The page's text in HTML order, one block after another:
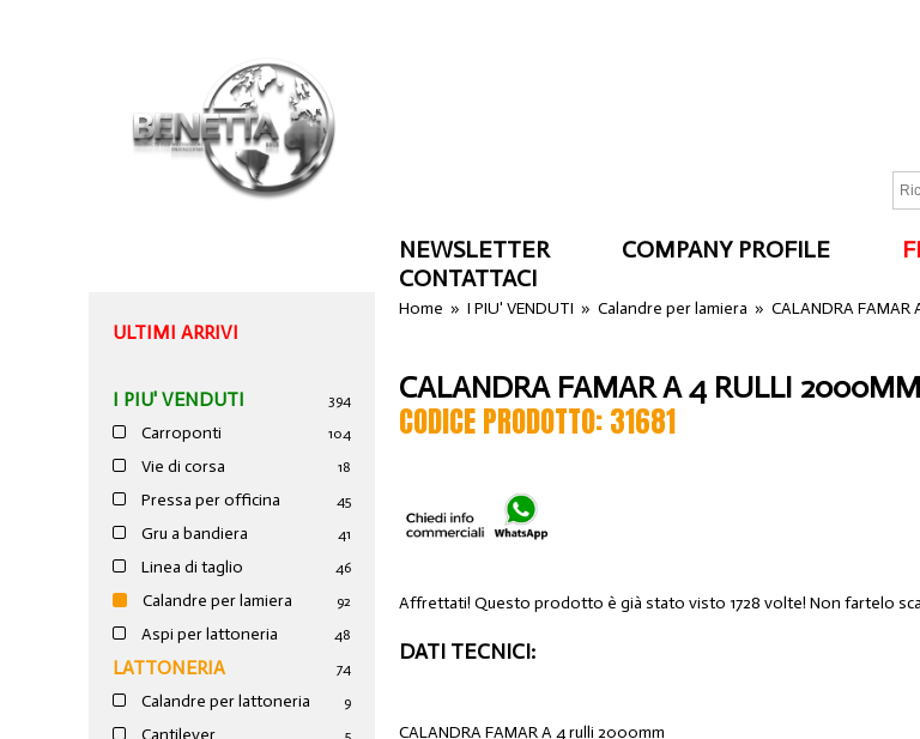
NEWSLETTER COMPANY PROFILE
CONTATTACI
ULTIMI ARRIVI
I PIU' VENDUTI 394
Carroponti 104
Vie di corsa 18
Pressa per officina 45
Gru a bandiera 41
Linea di taglio 46
Calandre per lamiera 92
Aspi per lattoneria 48
LATTONERIA 74
Calandre per lattoneria 9
Home »I PIU' VENDUTI »Calandre per lamiera »CALANDRA
CALANDRA FAMAR A 4 RULLI
CODICE PRODOTTO: 31681
Affrettati! Questo prodotto è già stato visto 1728 volte! Non fartelo
DATI TECNICI:
CALANDRA FAMAR A 4 rulli 2000mm